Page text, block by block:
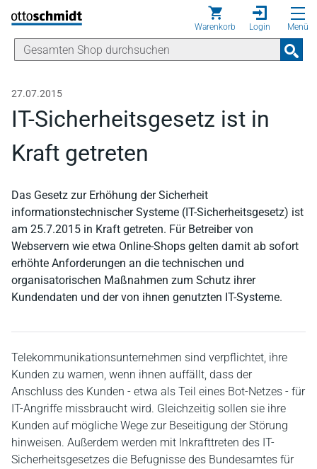
Direkt zum Inhalt
Warenkorb Login Menü
27.07.2015
IT-Sicherheitsgesetz ist in
Kraft getreten
Das Gesetz zur Erhöhung der Sicherheit
informationstechnischer Systeme (IT-Sicherheitsgesetz) ist
am 25.7.2015 in Kraft getreten. Für Betreiber von
Webservern wie etwa Online-Shops gelten damit ab sofort
erhöhte Anforderungen an die technischen und
organisatorischen Maßnahmen zum Schutz ihrer
Kundendaten und der von ihnen genutzten IT-Systeme.
Telekommunikationsunternehmen sind verpflichtet, ihre
Kunden zu warnen, wenn ihnen auffällt, dass der
Anschluss des Kunden - etwa als Teil eines Bot-Netzes - für
IT-Angriffe missbraucht wird. Gleichzeitig sollen sie ihre
Kunden auf mögliche Wege zur Beseitigung der Störung
hinweisen. Außerdem werden mit Inkrafttreten des IT-
Sicherheitsgesetzes die Befugnisse des Bundesamtes für